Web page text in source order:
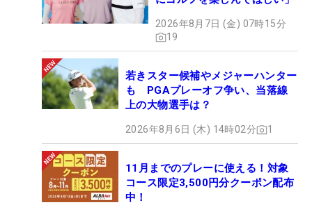
2026年8月7日 (金) 07時15分
19
若きスター候補やメジャーハンター
も PGAプレーオフ争い、当落線
上の大物選手は？
2026年8月6日 (木) 14時02分 1
11月までのプレーに使える！対象
コース限定3,500円分クーポン配布
中！